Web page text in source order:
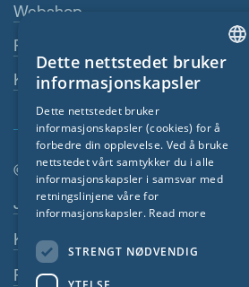
Webshop
Fagforhandler
Kontaktperson
© SIGA 2026
Footer navigasjon
Jobber
Kontakt
Personvernerklæring
ENGLISH
FRENCH
Dette nettstedet bruker
informasjonskapsler
Dette nettstedet bruker
informasjonskapsler (cookies) for å
forbedre din opplevelse. Ved å bruke
nettstedet vårt samtykker du i alle
informasjonskapsler i samsvar med
retningslinjene våre for
informasjonskapsler. Read more
STRENGT NØDVENDIG